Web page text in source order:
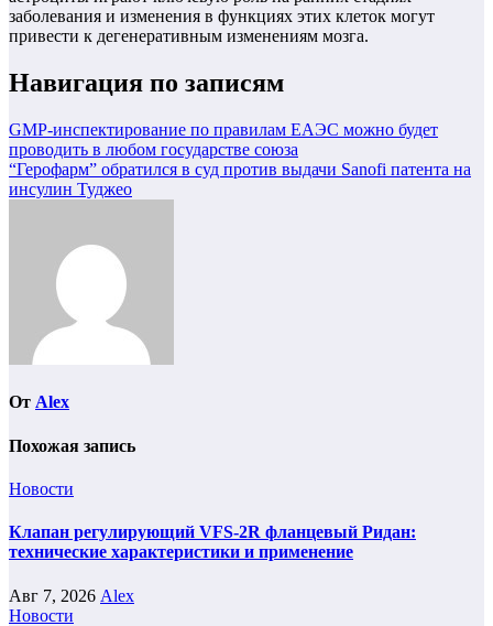
заболевания и изменения в функциях этих клеток могут
привести к дегенеративным изменениям мозга.
Навигация по записям
GMP-инспектирование по правилам ЕАЭС можно будет
проводить в любом государстве союза
“Герофарм” обратился в суд против выдачи Sanofi патента на
инсулин Туджео
От Alex
Похожая запись
Новости
Клапан регулирующий VFS-2R фланцевый Ридан:
технические характеристики и применение
Авг 7, 2026 Alex
Новости